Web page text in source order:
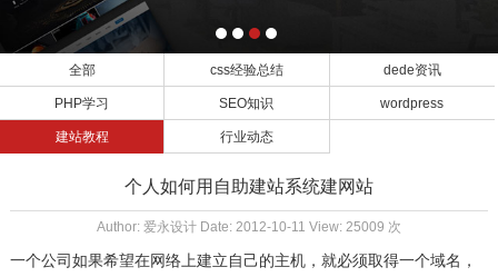
全部 css经验总结 dede资讯
PHP学习 SEO知识 wordpress
建站教程 行业动态
个人如何用自助建站系统建网站
Author: 爱永设计 Date: 2012-10-11 View: 25009 次
一个公司如果希望在网络上建立自己的主机，就必须取得一个域名，